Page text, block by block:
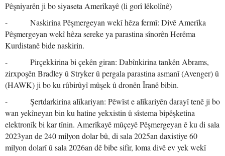
Pêşniyarên ji bo siyaseta Amerîkayê (li gorî lêkolînê)
- Naskirina Pêşmergeyan wekî hêza fermî: Divê Amerîka
Pêşmergeyan wekî hêza sereke ya parastina sînorên Herêma
Kurdistanê bide naskirin.
- Pirçekkirina bi çekên giran: Dabînkirina tankên Abrams,
zirxpoşên Bradley û Stryker û pergala parastina asmanî (Avenger) û
(HAWK) ji bo ku rûbirûyî mûşek û dronên Îranê bibin.
- Şertdarkirina alîkariyan: Pêwîst e alîkariyên darayî tenê ji bo
wan yekîneyan bin ku hatine yekxistin û sîstema bipêşketina
elektronîk bi kar tînin. Amerîkayê mûçeyê Pêşmergeyan ê ku di sala
2023yan de 240 milyon dolar bû, di sala 2025an daxistiye 60
milyon dolarî û sala 2026an dê bibe sifir, loma divê ev yek wekî